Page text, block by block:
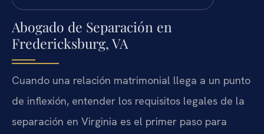
Abogado de Separación en
Fredericksburg, VA
Cuando una relación matrimonial llega a un punto
de inflexión, entender los requisitos legales de la
separación en Virginia es el primer paso para